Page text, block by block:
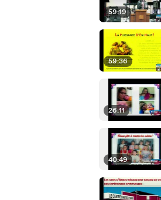
59:19
59:36
26:11
40:49